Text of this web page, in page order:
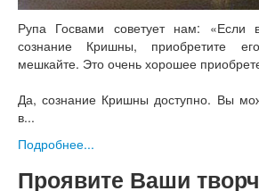
Рупа Госвами советует нам: «Если
сознание Кришны, приобретите
мешкайте. Это очень хорошее
Да, сознание Кришны доступно. Вы
в...
Подробнее...
Проявите Ваши